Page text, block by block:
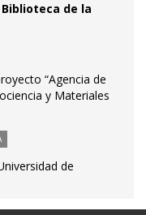
de la
“Agencia de
y Materiales
de